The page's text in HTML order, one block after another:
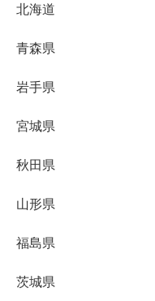
北海道
青森県
岩手県
宮城県
秋田県
山形県
福島県
茨城県